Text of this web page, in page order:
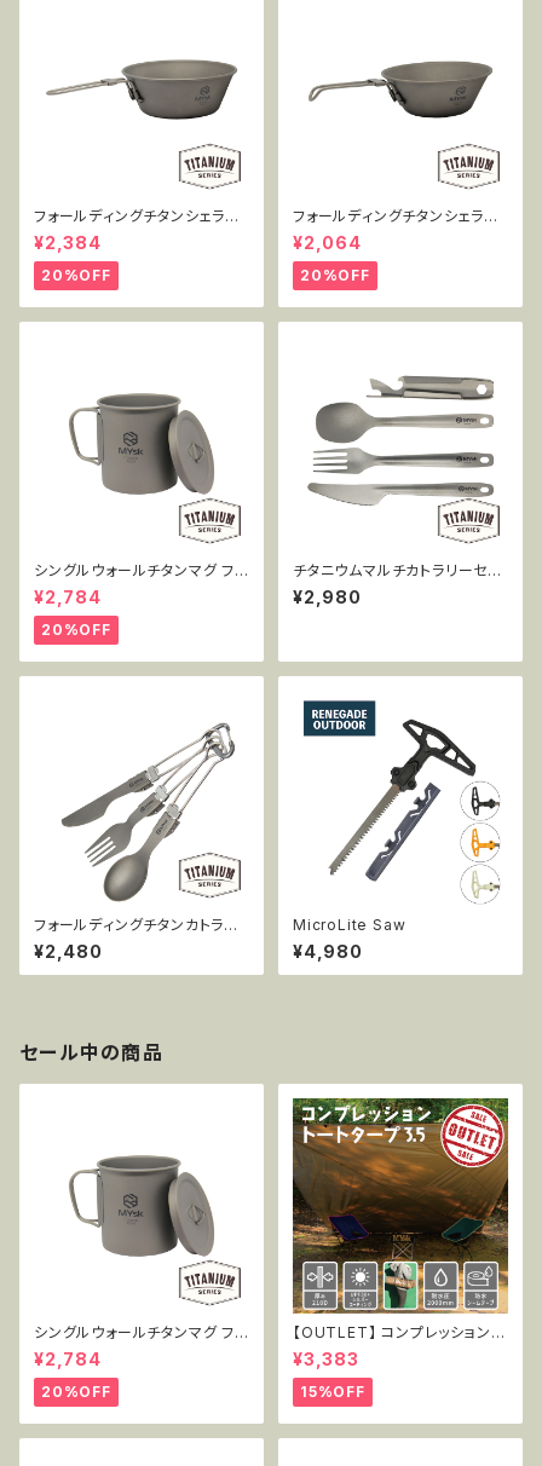
フォールディングチタンシェラカ
ップ 450ml単品 MT-FSC450
¥2,384
20%OFF
フォールディングチタンシェラカ
ップ 300ml単品 MT-FSC300
¥2,064
20%OFF
シングルウォールチタンマグ フタ
付き 450ml MT-SWM450W
L
¥2,784
20%OFF
チタニウムマルチカトラリーセッ
ト MT-C4PC
¥2,980
フォールディングチタンカトラリ
ー3点セット MT-FC3PC
¥2,480
MicroLite Saw
¥4,980
セール中の商品
シングルウォールチタンマグ フタ
付き 450ml MT-SWM450W
L
¥2,784
20%OFF
【OUTLET】 コンプレッショント
ートタープ3.5 TT-CT-005
¥3,383
15%OFF